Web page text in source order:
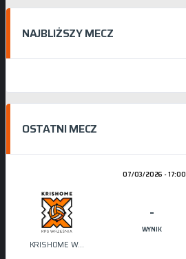
NAJBLIŻSZY MECZ
OSTATNI MECZ
07/03/2026 - 17:00
KRISHOME WRZEŚNIA
-
WYNIK